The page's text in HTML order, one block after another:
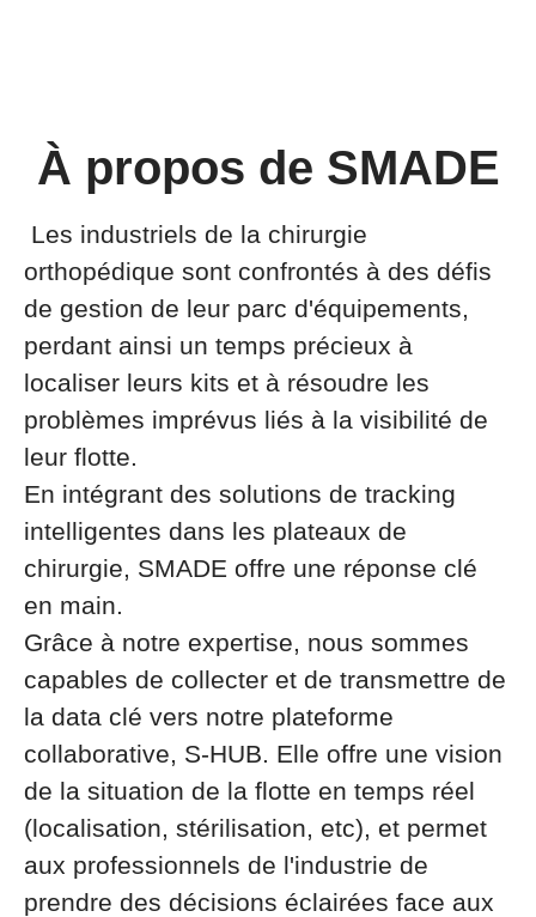
À propos de SMADE
Les industriels de la chirurgie
orthopédique sont confrontés à des défis
de gestion de leur parc d'équipements,
perdant ainsi un temps précieux à
localiser leurs kits et à résoudre les
problèmes imprévus liés à la visibilité de
leur flotte.
En intégrant des solutions de tracking
intelligentes dans les plateaux de
chirurgie, SMADE offre une réponse clé
en main.
Grâce à notre expertise, nous sommes
capables de collecter et de transmettre de
la data clé vers notre plateforme
collaborative, S-HUB. Elle offre une vision
de la situation de la flotte en temps réel
(localisation, stérilisation, etc), et permet
aux professionnels de l'industrie de
prendre des décisions éclairées face aux